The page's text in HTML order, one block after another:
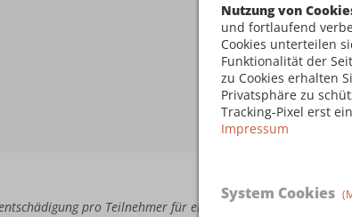
Nutzung von
und fortlaufend
Cookies unterteilen
Funktionalität der
zu Cookies erhalten
Privatsphäre zu
Tracking-Pixel erst
Impressum
System Cookies
pro Teilnehmer für eine erneute